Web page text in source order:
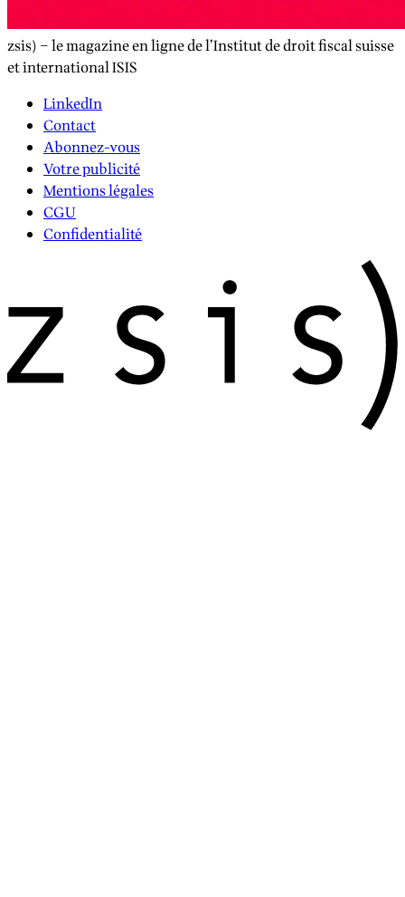
zsis) – le magazine en ligne de l’Institut de droit fiscal suisse
et international ISIS
LinkedIn
Contact
Abonnez-vous
Votre publicité
Mentions légales
CGU
Confidentialité